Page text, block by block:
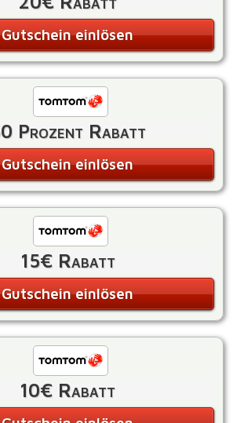
Gutschein einlösen
Prozent Rabatt
Gutschein einlösen
15€ Rabatt
Gutschein einlösen
10€ Rabatt